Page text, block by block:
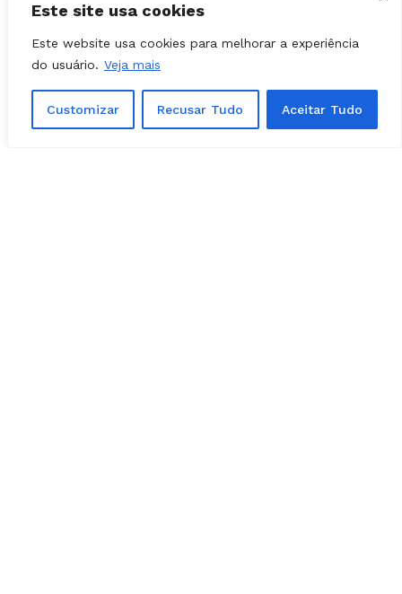
Este site usa cookies
Este website usa cookies para melhorar a experiência
do usuário. Veja mais
Customizar Recusar Tudo Aceitar Tudo
POLÍTICA - APARECIDA 04, agosto, 2026